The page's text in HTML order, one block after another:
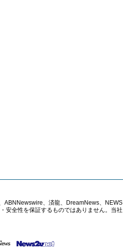
ABNNewswire、済龍、DreamNews、NEWS
安全性を保証するものではありません。当社